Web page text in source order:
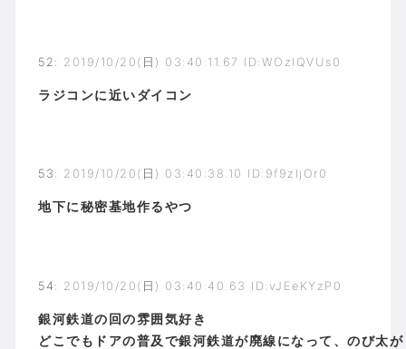
52 : 2019/10/20(日) 03:40:11.67 ID:WOzIQVUs0
ラジコンに近いダイコン
53 : 2019/10/20(日) 03:40:38.10 ID:9f9zIjOr0
地下に秘密基地作るやつ
54 : 2019/10/20(日) 03:40:40.63 ID:vJEeKYzP0
銀河鉄道の回の雰囲気好き
どこでもドアの普及で銀河鉄道が廃線になって、のび太が